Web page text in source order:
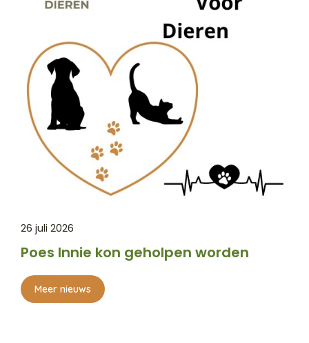
26 juli 2026
Poes Innie kon geholpen worden
Meer nieuws